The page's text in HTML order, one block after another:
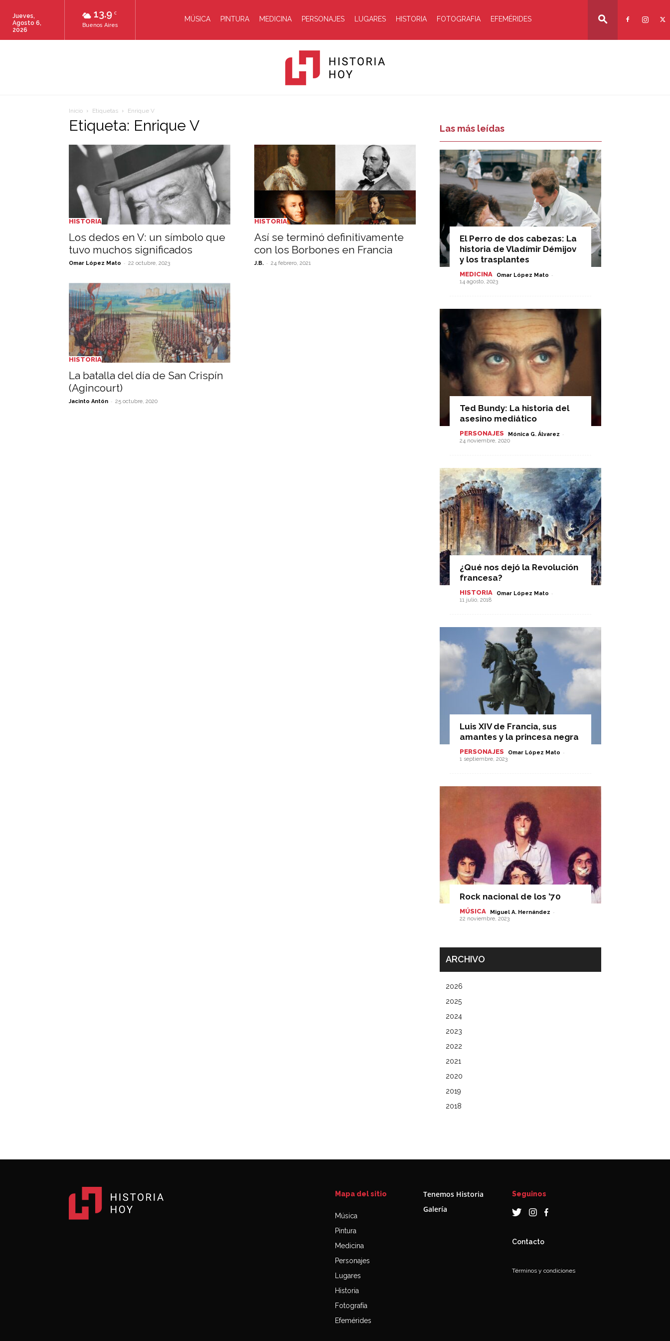
13.9 C
Buenos Aires
Jueves,
Agosto 6,
2026
MÚSICA PINTURA MEDICINA PERSONAJES LUGARES HISTORIA FOTOGRAFIA EFEMÉRIDES
Hoy
Inicio Etiquetas Enrique V
Etiqueta: Enrique V
HISTORIA
Los dedos en V: un símbolo que
tuvo muchos significados
Omar López Mato - 22 octubre, 2023
HISTORIA
Así se terminó definitivamente
con los Borbones en Francia
J.B. - 24 febrero, 2021
HISTORIA
La batalla del día de San Crispín
(Agincourt)
Jacinto Antón - 25 octubre, 2020
Las más leídas
El Perro de dos cabezas: La
historia de Vladímir Démijov
y los trasplantes
MEDICINA Omar López Mato -
14 agosto, 2023
Ted Bundy: La historia del
asesino mediático
PERSONAJES Mónica G. Álvarez -
24 noviembre, 2020
¿Qué nos dejó la Revolución
francesa?
HISTORIA Omar López Mato -
11 julio, 2018
Luis XIV de Francia, sus
amantes y la princesa negra
PERSONAJES Omar López Mato -
1 septiembre, 2023
Rock nacional de los ’70
MÚSICA Miguel A. Hernández -
22 noviembre, 2023
ARCHIVO
2026
2025
2024
2023
2022
2021
2020
2019
2018
Mapa del sitio
Música
Pintura
Medicina
Personajes
Lugares
Historia
Fotografía
Efemérides
Tenemos Historia
Galería
Seguinos
Contacto
Términos y condiciones